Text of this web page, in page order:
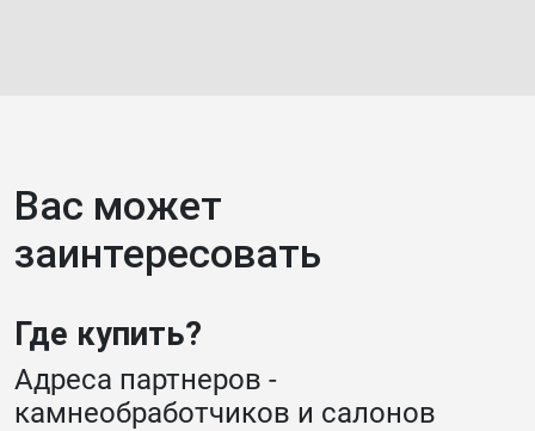
Вас может
заинтересовать
Где купить?
Адреса партнеров -
камнеобработчиков и салонов